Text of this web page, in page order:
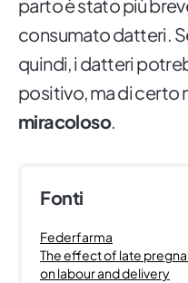
parto è stato più
consumato datteri.
quindi, i datteri
positivo, ma di certo
miracoloso.
Fonti
Federfarma
The effect of late
on labour and delivery